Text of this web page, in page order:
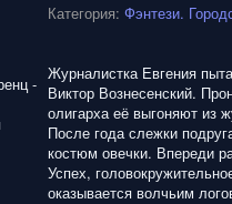
Категория: Фэнтези.
Журналистка Евгения
Виктор Вознесенский.
олигарха её выгоняют из
После года слежки
костюм овечки. Впереди
Успех,
оказывается волчьим